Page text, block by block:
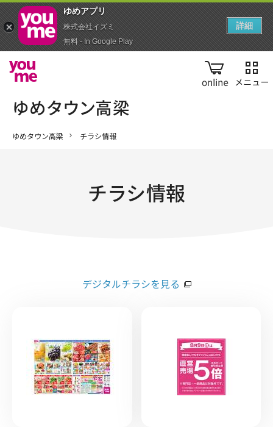
online
ゆめタウン高梁 チラシ情報
チラシ情報
デジタルチラシを見る
ゆめアプ‪リ‬
株式会社イズミ
無料 - In Google Play
詳細